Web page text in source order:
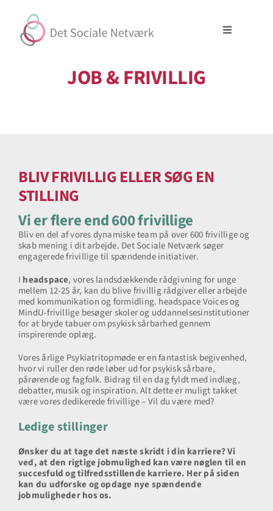
content
Toggle
Støt
Søg
efter:
Cookiepolitik (EU)
JOB & FRIVILLIG
BLIV FRIVILLIG ELLER SØG EN
STILLING
Vi er flere end 600 frivillige
Bliv en del af vores dynamiske team på over 600 frivillige og
skab mening i dit arbejde. Det Sociale Netværk søger
engagerede frivillige til spændende initiativer.
I headspace, vores landsdækkende rådgivning for unge
mellem 12-25 år, kan du blive frivillig rådgiver eller arbejde
med kommunikation og formidling. headspace Voices og
MindU-frivillige besøger skoler og uddannelsesinstitutioner
for at bryde tabuer om psykisk sårbarhed gennem
inspirerende oplæg.
Vores årlige Psykiatritopmøde er en fantastisk begivenhed,
hvor vi ruller den røde løber ud for psykisk sårbare,
pårørende og fagfolk. Bidrag til en dag fyldt med indlæg,
debatter, musik og inspiration. Alt dette er muligt takket
være vores dedikerede frivillige – Vil du være med?
Ledige stillinger
Ønsker du at tage det næste skridt i din karriere? Vi
ved, at den rigtige jobmulighed kan være nøglen til en
succesfuld og tilfredsstillende karriere. Her på siden
kan du udforske og opdage nye spændende
jobmuligheder hos os.